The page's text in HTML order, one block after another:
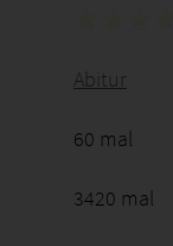
Abitur
60 mal
3420 mal